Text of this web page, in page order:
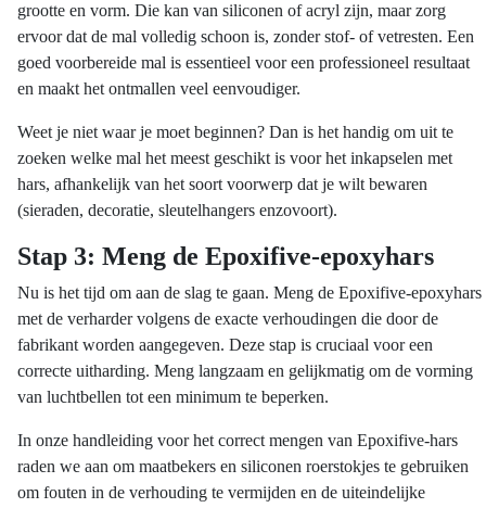
grootte en vorm. Die kan van siliconen of acryl zijn, maar zorg
ervoor dat de mal volledig schoon is, zonder stof- of vetresten. Een
goed voorbereide mal is essentieel voor een professioneel resultaat
en maakt het ontmallen veel eenvoudiger.
Weet je niet waar je moet beginnen? Dan is het handig om uit te
zoeken welke mal het meest geschikt is voor het inkapselen met
hars, afhankelijk van het soort voorwerp dat je wilt bewaren
(sieraden, decoratie, sleutelhangers enzovoort).
Stap 3: Meng de Epoxifive-epoxyhars
Nu is het tijd om aan de slag te gaan. Meng de Epoxifive-epoxyhars
met de verharder volgens de exacte verhoudingen die door de
fabrikant worden aangegeven. Deze stap is cruciaal voor een
correcte uitharding. Meng langzaam en gelijkmatig om de vorming
van luchtbellen tot een minimum te beperken.
In onze handleiding voor het correct mengen van Epoxifive-hars
raden we aan om maatbekers en siliconen roerstokjes te gebruiken
om fouten in de verhouding te vermijden en de uiteindelijke